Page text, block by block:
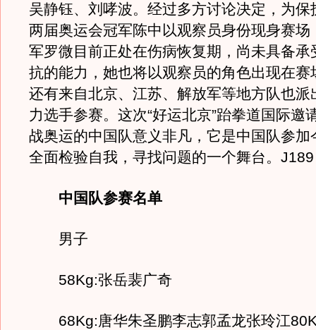
吴静钰、刘哮波。经过多方讨论决定，为保
两届奥运会冠军陈中以观察员身份现身赛场
军罗微目前正处在伤病恢复期，尚未具备承
抗的能力，她也将以观察员的角色出现在赛
还有来自北京、江苏、解放军等地方队也派
力选手参赛。这次“好运北京”跆拳道国际邀
战奥运的中国队意义非凡，它是中国队参加
全面检验自我，寻找问题的一个舞台。J189
中国队参赛名单
男子
58Kg:张岳裴广奇
68Kg:唐华朱圣鹏李志郭孟龙张玲江